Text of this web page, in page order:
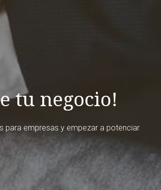
tu negocio!
para empresas y empezar a potenciar